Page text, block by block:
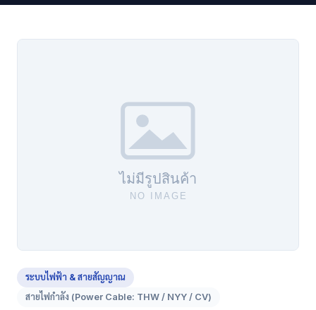
ระบบไฟฟ้า & สายสัญญาณ
สายไฟกำลัง (Power Cable: THW / NYY / CV)